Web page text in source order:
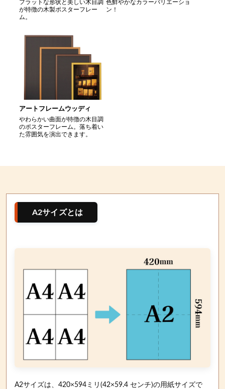
フラットな形状と美しい木目調
が特徴の木製ポスターフレー
ム。
色鮮やかなカラーバリエーショ
ン！
アートフレームウッディ
やわらかい曲面が特徴の木目調
のポスターフレーム。落ち着い
た雰囲気を演出できます。
A2サイズとは
A2サイズは、420×594ミリ(42×59.4 センチ)の用紙サイズで